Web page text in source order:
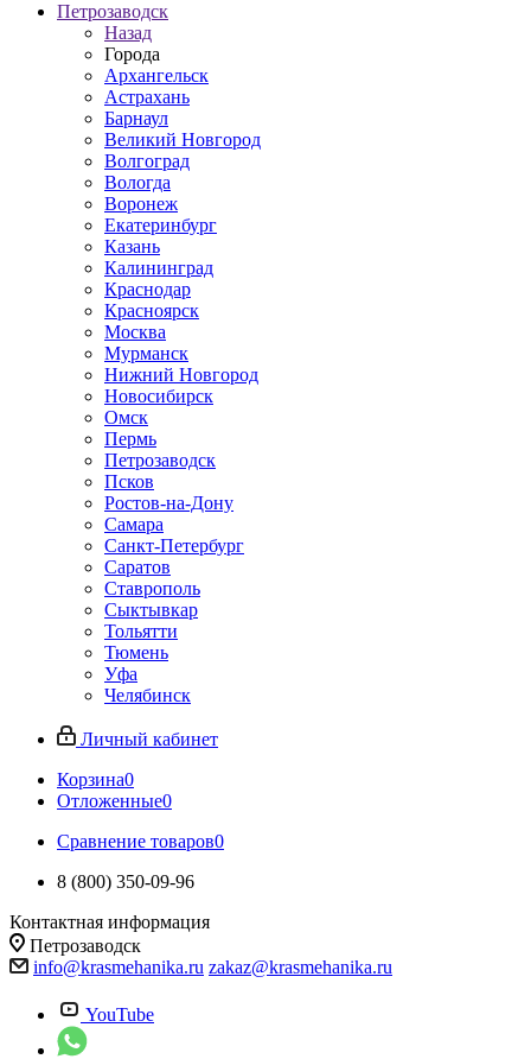
Петрозаводск
Назад
Города
Архангельск
Астрахань
Барнаул
Великий Новгород
Волгоград
Вологда
Воронеж
Екатеринбург
Казань
Калининград
Краснодар
Красноярск
Москва
Мурманск
Нижний Новгород
Новосибирск
Омск
Пермь
Петрозаводск
Псков
Ростов-на-Дону
Самара
Санкт-Петербург
Саратов
Ставрополь
Сыктывкар
Тольятти
Тюмень
Уфа
Челябинск
Личный кабинет
Корзина0
Отложенные0
Сравнение товаров0
8 (800) 350-09-96
Контактная информация
Петрозаводск
info@krasmehanika.ru zakaz@krasmehanika.ru
YouTube